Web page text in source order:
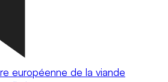
européenne de la viande